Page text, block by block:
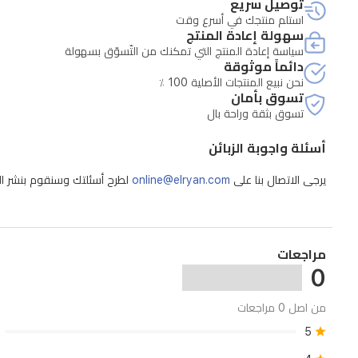
عالي
الدقة
على
أي
شاشة
تلفزيون
OS
سهلة
الاستخدام
توصيل سريع
استلم منتجك في أسرع وقت
سهولة إعادة المنتج
سياسة إعادة المنتج التي تمكنك من التّسوّق بسهولة
دائماً موثوقة
نحن نبيع المنتجات الأصلية 100 ٪
تسوق بأمان
تسوق بثقة وراحة بال
أسئلة واجوبة الزبائن
يرجى الاتصال بنا على online@elryan.com لطرح أسئلتك وسنقوم بنشر
مراجعات
0
من اصل 0 مراجعات
5